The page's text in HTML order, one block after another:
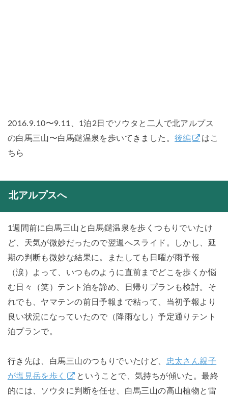
2016.9.10〜9.11、1泊2日でソウタと二人で北アルプス
の白馬三山〜白馬鑓温泉を歩いてきました。後編
はこ
ちら
北アルプスへ
1週間前に白馬三山と白馬鑓温泉を歩くつもりでいたけ
ど、天気が微妙だったので翌週へスライド。しかし、延
期の判断も微妙な結果に。またしても日曜が雨予報
（涙）よって、いつものように直前までどこを歩くか悩
む日々（笑）テント泊を諦め、日帰りプランも検討。そ
れでも、ヤマテンの前日予報まで粘って、当初予報より
良い状況になっていたので（降雨なし）予定通りテント
泊プランで。
行き先は、白馬三山のつもりでいたけど、 忠太さん親子
が塩見岳を歩く
ということで、気持ちが傾いた。最終
的には、ソウタに判断を任せ、白馬三山の高山植物と雷